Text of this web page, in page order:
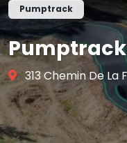
Pumptrack
313 Chemin De